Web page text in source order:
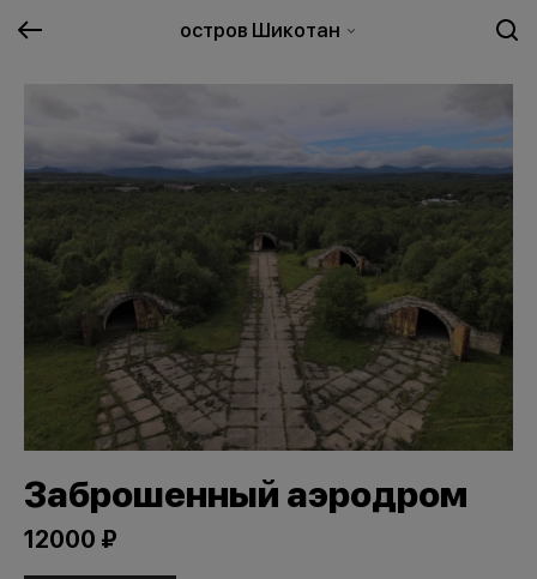
остров Шикотан
Заброшенный аэродром
12000 ₽